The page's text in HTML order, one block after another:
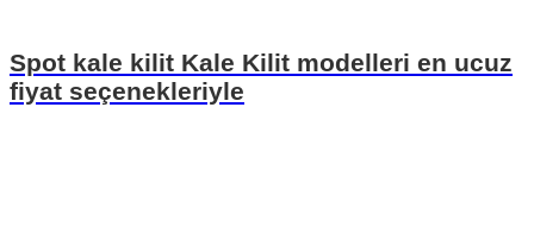
Spot kale kilit Kale Kilit modelleri en ucuz
fiyat seçenekleriyle